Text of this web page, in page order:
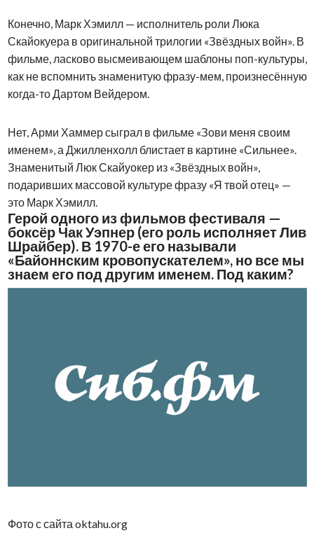
Конечно, Марк Хэмилл — исполнитель роли Люка
Скайокуера в оригинальной трилогии «Звёздных войн». В
фильме, ласково высмеивающем шаблоны поп-культуры,
как не вспомнить знаменитую фразу-мем, произнесённую
когда-то Дартом Вейдером.
Нет, Арми Хаммер сыграл в фильме «Зови меня своим
именем», а Джилленхолл блистает в картине «Сильнее».
Знаменитый Люк Скайуокер из «Звёздных войн»,
подаривших массовой культуре фразу «Я твой отец» —
это Марк Хэмилл.
Герой одного из фильмов фестиваля —
боксёр Чак Уэпнер (его роль исполняет Лив
Шрайбер). В 1970-е его называли
«Байоннским кровопускателем», но все мы
знаем его под другим именем. Под каким?
Фото с сайта oktahu.org